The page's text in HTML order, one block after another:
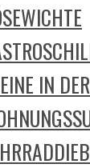
IN